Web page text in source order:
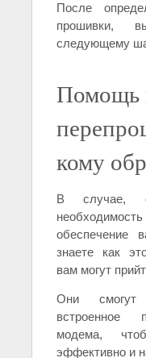
После
прошивки,
следующему
Помощь
кому
В случае,
обеспечение
знаете как
вам могут
Они смогут
встроенное
модема,
эффективно и